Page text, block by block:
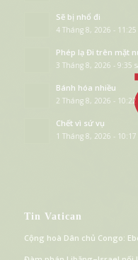
Sẽ bị nhổ đi
4 Tháng 8, 2026 - 11:25
Phép lạ Đi trên mặt
3 Tháng 8, 2026 - 9:35
Bánh hóa nhiều
2 Tháng 8, 2026 - 10:22
Chết vì sứ vụ
1 Tháng 8, 2026 - 10:17
Tin Vatican
Cộng hoà Dân chủ Congo: